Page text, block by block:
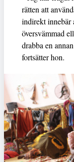
rätten att
indirekt innebär
översvämmad
drabba en
fortsätter hon.